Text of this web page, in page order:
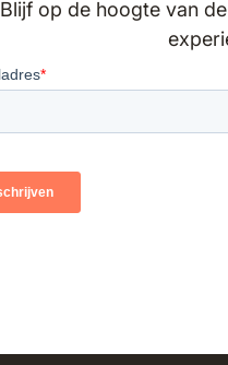
Blijf op de hoogte van